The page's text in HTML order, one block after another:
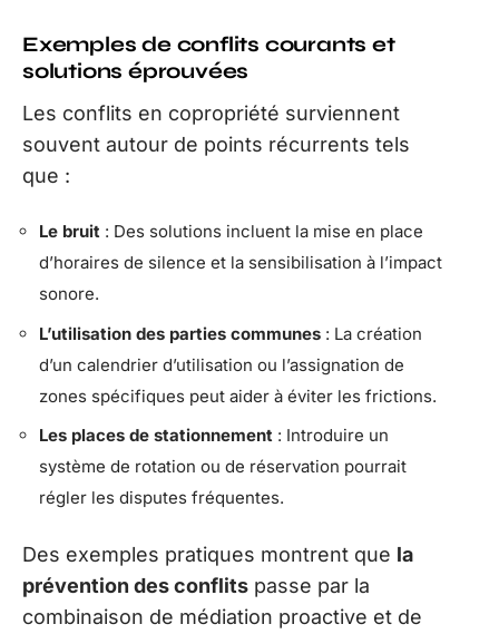
Exemples de conflits courants et
solutions éprouvées
Les conflits en copropriété surviennent
souvent autour de points récurrents tels
que :
Le bruit : Des solutions incluent la mise en place
d’horaires de silence et la sensibilisation à l’impact
sonore.
L’utilisation des parties communes : La création
d’un calendrier d’utilisation ou l’assignation de
zones spécifiques peut aider à éviter les frictions.
Les places de stationnement : Introduire un
système de rotation ou de réservation pourrait
régler les disputes fréquentes.
Des exemples pratiques montrent que la
prévention des conflits passe par la
combinaison de médiation proactive et de